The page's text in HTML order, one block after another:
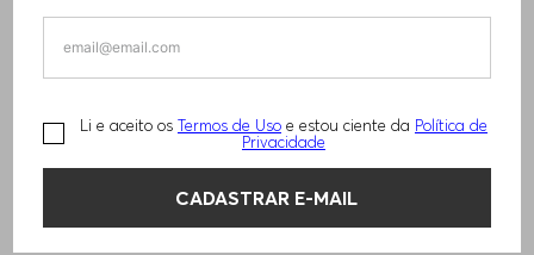
Li e aceito os Termos de Uso e estou ciente da Política de
Privacidade
CADASTRAR E-MAIL
TAMANHO -85 Informações do Tamanho
Qual o seu Tamanho? Tabela de Tamanhos
ADICIONAR AO CARRINHO